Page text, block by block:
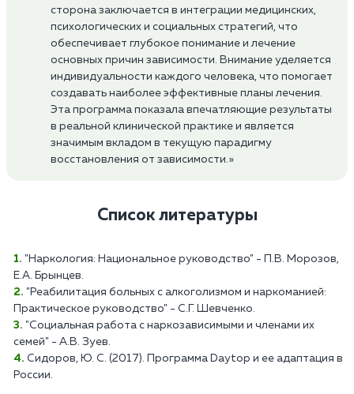
сторона заключается в интеграции медицинских,
психологических и социальных стратегий, что
обеспечивает глубокое понимание и лечение
основных причин зависимости. Внимание уделяется
индивидуальности каждого человека, что помогает
создавать наиболее эффективные планы лечения.
Эта программа показала впечатляющие результаты
в реальной клинической практике и является
значимым вкладом в текущую парадигму
восстановления от зависимости.»
Список литературы
"Наркология: Национальное руководство" - П.В. Морозов,
Е.А. Брынцев.
"Реабилитация больных с алкоголизмом и наркоманией:
Практическое руководство" - С.Г. Шевченко.
"Социальная работа с наркозависимыми и членами их
семей" - А.В. Зуев.
Сидоров, Ю. С. (2017). Программа Daytop и ее адаптация в
России.